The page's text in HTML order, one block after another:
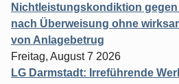
Nichtleistungskondiktion
nach Überweisung ohne
von Anlagebetrug
Freitag, August 7 2026
LG Darmstadt: Irreführende